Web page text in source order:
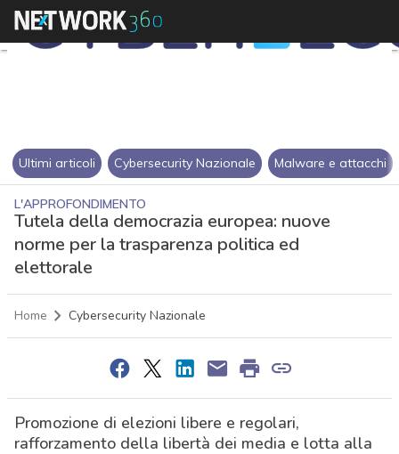
Ultimi articoli Cybersecurity Nazionale Malware e attacchi
L'APPROFONDIMENTO
Tutela della democrazia europea: nuove
norme per la trasparenza politica ed
elettorale
Home Cybersecurity Nazionale
Promozione di elezioni libere e regolari,
rafforzamento della libertà dei media e lotta alla